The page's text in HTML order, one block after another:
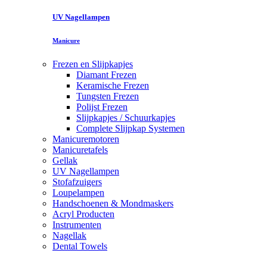
UV Nagellampen
Manicure
Frezen en Slijpkapjes
Diamant Frezen
Keramische Frezen
Tungsten Frezen
Polijst Frezen
Slijpkapjes / Schuurkapjes
Complete Slijpkap Systemen
Manicuremotoren
Manicuretafels
Gellak
UV Nagellampen
Stofafzuigers
Loupelampen
Handschoenen & Mondmaskers
Acryl Producten
Instrumenten
Nagellak
Dental Towels